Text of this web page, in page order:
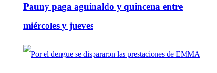
Pauny paga aguinaldo y quincena entre
miércoles y jueves